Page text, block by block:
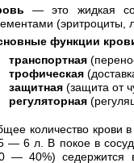
— это жидкая
(эритроциты,
функции
транспортная
трофическая
защитная (защита от
регуляторная
количество крови
— 6 л. В покое в
— 40%) седержится в